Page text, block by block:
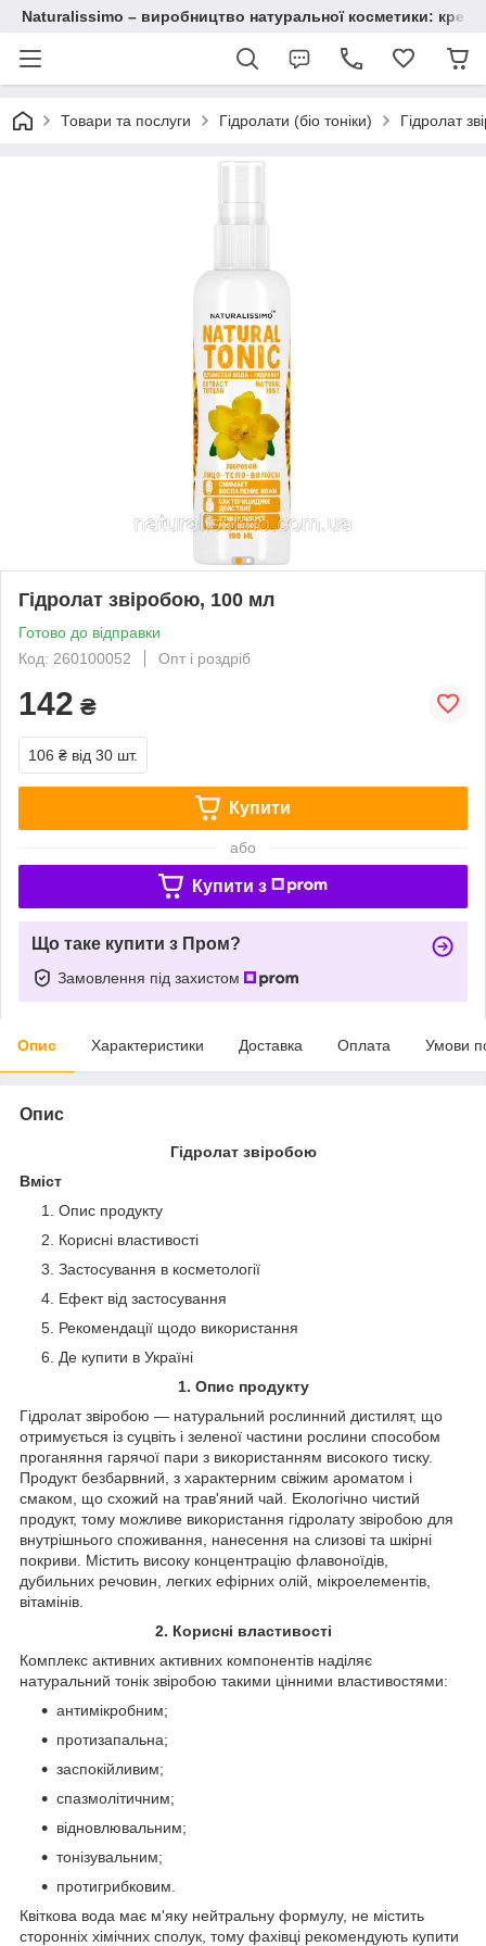
Naturalissimo – виробництво натуральної косметики:
Товари та послуги Гідролати (біо тоніки) Гідролат
Гідролат звіробою, 100 мл
Готово до відправки
Код: 260100052
Опт і роздріб
142 ₴
106 ₴ від 30 шт.
Купити
або
Купити з
Що таке купити з Пром?
Замовлення під захистом
Опис Характеристики Доставка Оплата Умови
Опис
Гідролат звіробою
Вміст
Опис продукту
Корисні властивості
Застосування в косметології
Ефект від застосування
Рекомендації щодо використання
Де купити в Україні
1. Опис продукту
Гідролат звіробою — натуральний рослинний дистилят, що
отримується із суцвіть і зеленої частини рослини способом
проганяння гарячої пари з використанням високого тиску.
Продукт безбарвний, з характерним свіжим ароматом і
смаком, що схожий на трав'яний чай. Екологічно чистий
продукт, тому можливе використання гідролату звіробою для
внутрішнього споживання, нанесення на слизові та шкірні
покриви. Містить високу концентрацію флавоноїдів,
дубильних речовин, легких ефірних олій, мікроелементів,
вітамінів.
2. Корисні властивості
Комплекс активних активних компонентів наділяє
натуральний тонік звіробою такими цінними властивостями:
антимікробним;
протизапальна;
заспокійливим;
спазмолітичним;
відновлювальним;
тонізувальним;
протигрибковим.
Квіткова вода має м'яку нейтральну формулу, не містить
сторонніх хімічних сполук, тому фахівці рекомендують купити